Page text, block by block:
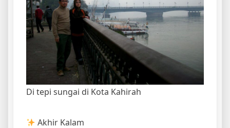
Di tepi sungai di Kota Kahirah
Akhir Kalam